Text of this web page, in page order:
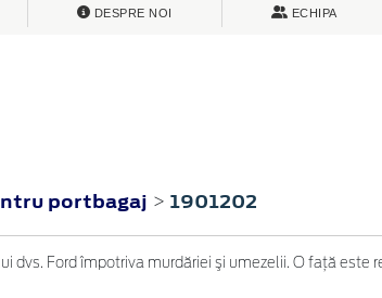
DESPRE NOI ECHIPA
portbagaj > 1901202
dvs. Ford împotriva murdăriei şi umezelii. O faţă